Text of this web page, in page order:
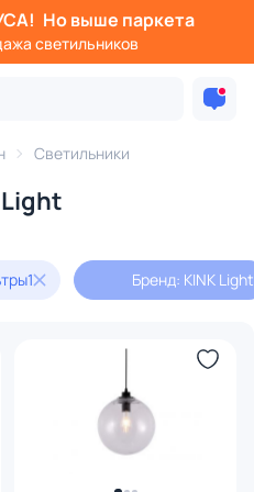
Но выше паркета
светильников
Светильники
1 Бренд: KINK Light